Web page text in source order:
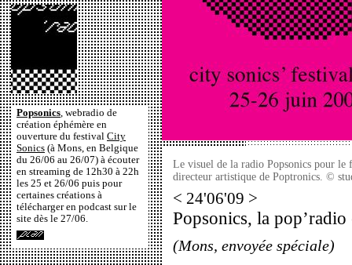
Popsonics, webradio de
création éphémère en
ouverture du festival City
Sonics (à Mons, en Belgique
du 26/06 au 26/07) à écouter
en streaming de 12h30 à 22h
les 25 et 26/06 puis pour
certaines créations à
télécharger en podcast sur le
site dès le 27/06.
Le visuel de la radio Popsonics pour
directeur artistique de Poptronics. ©
< 24'06'09 >
Popsonics, la
(Mons, envoyée spéciale)